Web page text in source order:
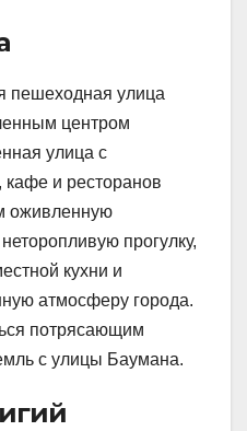
пешеходная улица
центром
улица с
и ресторанов
оживленную
прогулку,
кухни и
атмосферу города.
потрясающим
с улицы Баумана.